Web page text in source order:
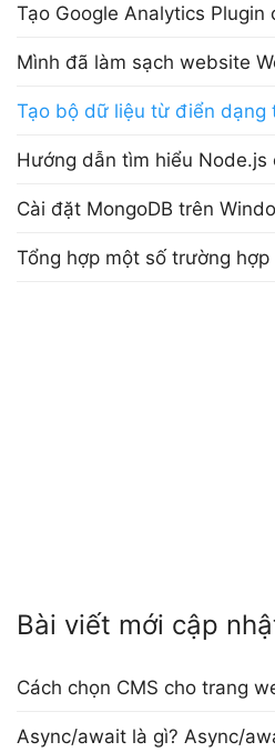
Tạo Google Analytics Plugin
Mình đã làm sạch website
Tạo bộ dữ liệu từ điển dạng
Hướng dẫn tìm hiểu Node.js
Cài đặt MongoDB trên
Tổng hợp một số trường hợp
Bài viết mới cập
Cách chọn CMS cho trang
Async/await là gì? Async/